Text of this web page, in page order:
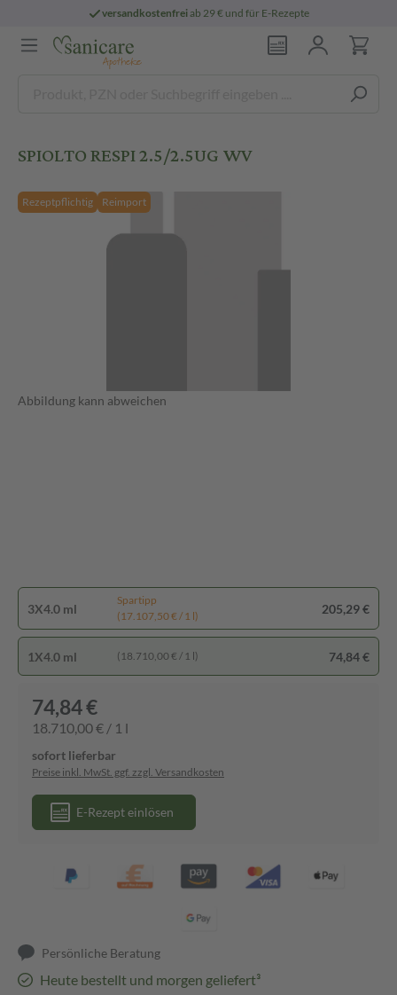
versandkostenfreiab 29 € und für E-Rezepte
SPIOLTO RESPI 2.5/2.5UG WV
Rezeptpflichtig Reimport
Abbildung kann abweichen
3X4.0 ml
Spartipp
(17.107,50 € / 1 l)
205,29 €
1X4.0 ml (18.710,00 € / 1 l) 74,84 €
74,84 €
18.710,00 € / 1 l
sofort lieferbar
Preise inkl. MwSt. ggf. zzgl. Versandkosten
E-Rezept einlösen
Persönliche Beratung
Heute bestellt und morgen geliefert³